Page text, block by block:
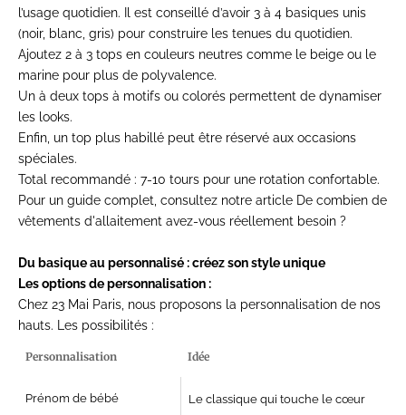
l’usage quotidien. Il est conseillé d’avoir 3 à 4 basiques unis
(noir, blanc, gris) pour construire les tenues du quotidien.
Ajoutez 2 à 3 tops en couleurs neutres comme le beige ou le
marine pour plus de polyvalence.
Un à deux tops à motifs ou colorés permettent de dynamiser
les looks.
Enfin, un top plus habillé peut être réservé aux occasions
spéciales.
Total recommandé : 7-10 tours pour une rotation confortable.
Pour un guide complet, consultez notre article De combien de
vêtements d'allaitement avez-vous réellement besoin ?
Du basique au personnalisé : créez son style unique
Les options de personnalisation :
Chez 23 Mai Paris, nous proposons la personnalisation de nos
hauts. Les possibilités :
Personnalisation Idée
Prénom de bébé Le classique qui touche le cœur